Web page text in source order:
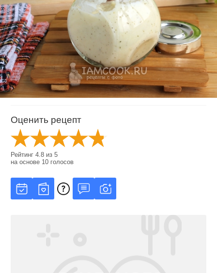
Оценить рецепт
Рейтинг4.8 из5
на основе 10 голосов